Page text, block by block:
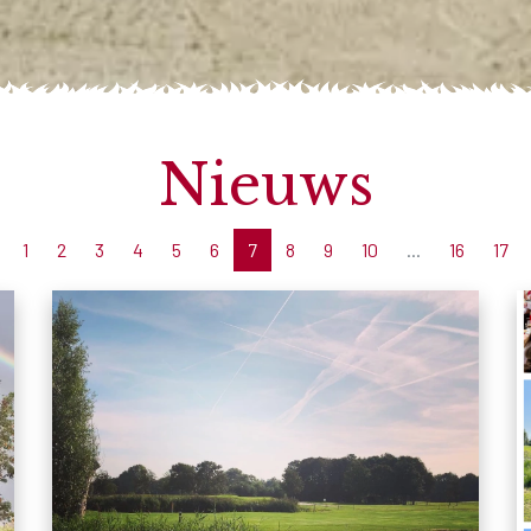
Nieuws
1 2 3 4 5 6 7 8 9 10 16 17